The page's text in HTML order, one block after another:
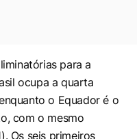
para a
ocupa a quarta
o Equador é o
com o mesmo
Os seis primeiros